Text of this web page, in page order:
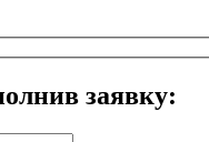
заявку: